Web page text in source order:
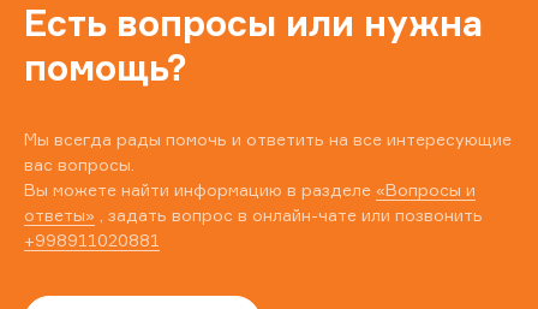
Есть вопросы или нужна
помощь?
Мы всегда рады помочь и ответить на все интересующие
вас вопросы.
Вы можете найти информацию в разделе «Вопросы и
ответы» , задать вопрос в онлайн-чате или позвонить
+998911020881